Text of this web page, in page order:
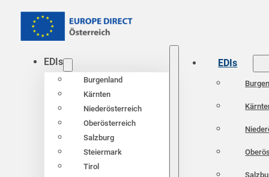
EDIs
Burgenland
Kärnten
Niederösterreich
Oberösterreich
Salzburg
Steiermark
Tirol
EDIs